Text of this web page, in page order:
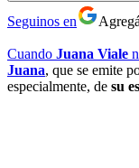
Seguinos en
Cuando Juana Viale
Juana, que se emite
especialmente, de su